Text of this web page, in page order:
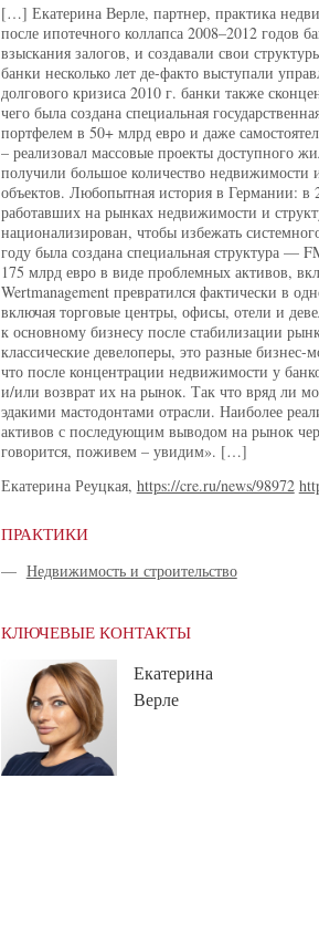
[…] Екатерина Верле, партнер, практика
после ипотечного коллапса 2008–2012 годов
взыскания залогов, и создавали свои
банки несколько лет де-факто выступали
долгового кризиса 2010 г. банки также
чего была создана специальная
портфелем в 50+ млрд евро и даже
– реализовал массовые проекты доступного
получили большое количество недвижимости
объектов. Любопытная история в Германии:
работавших на рынках недвижимости и
национализирован, чтобы избежать
году была создана специальная структура —
175 млрд евро в виде проблемных активов,
Wertmanagement превратился фактически в
включая торговые центры, офисы, отели и
к основному бизнесу после стабилизации
классические девелоперы, это разные
что после концентрации недвижимости у
и/или возврат их на рынок. Так что вряд ли
эдакими мастодонтами отрасли. Наиболее
активов с последующим выводом на рынок
говорится, поживем – увидим». […]
Екатерина Реуцкая, https://cre.ru/news/98972
ПРАКТИКИ
— Недвижимость и строительство
КЛЮЧЕВЫЕ КОНТАКТЫ
Екатерина
Верле